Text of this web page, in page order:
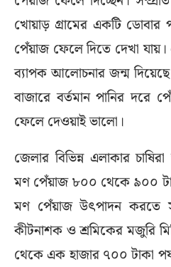
খোয়াড় গ্রামের একটি ডোবার
পেঁয়াজ ফেলে দিতে দেখা
ব্যাপক আলোচনার জন্ম
বাজারে বর্তমান পানির দরে
ফেলে দেওয়াই ভালো।
জেলার বিভিন্ন এলাকার
মণ পেঁয়াজ ৮০০ থেকে ৯০০
মণ পেঁয়াজ উৎপাদন করতে
কীটনাশক ও শ্রমিকের মজুরি
থেকে এক হাজার ৭০০ টাকা